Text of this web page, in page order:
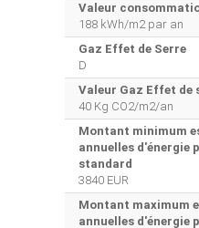
Valeur
188 kWh/m2 par an
Gaz Effet de Serre
D
Valeur Gaz Effet de
40 Kg CO2/m2/an
Montant minimum
annuelles d'énergie
standard
3840 EUR
Montant maximum
annuelles d'énergie